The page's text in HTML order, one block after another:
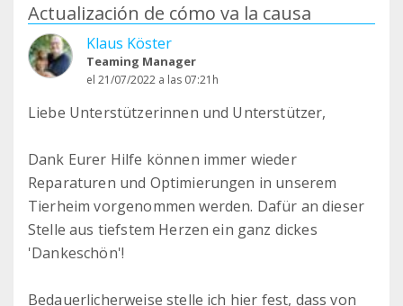
Actualización de cómo va la causa
Klaus Köster
Teaming Manager
el 21/07/2022 a las 07:21h
Liebe Unterstützerinnen und Unterstützer,
Dank Eurer Hilfe können immer wieder
Reparaturen und Optimierungen in unserem
Tierheim vorgenommen werden. Dafür an dieser
Stelle aus tiefstem Herzen ein ganz dickes
'Dankeschön'!
Bedauerlicherweise stelle ich hier fest, dass von